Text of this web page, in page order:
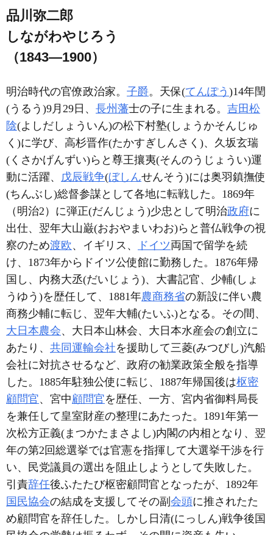
品川弥二郎
しながわやじろう
（1843―1900）
明治時代の官僚政治家。 子爵。天保(てんぽう )14年閏
(うるう)9月29日、 長州藩士の子に生まれる。 吉田松
陰(よしだしょういん)の松下村塾(しょうかそんじゅ
く)に学び、高杉晋作(たかすぎしんさく)、久坂玄瑞
(くさかげんずい)らと尊王攘夷(そんのうじょうい)運
動に活躍、 戊辰戦争(ぼしんせんそう)には奥羽鎮撫使
(ちんぶし)総督参謀として各地に転戦した。1869年
（明治2）に弾正(だんじょう)少忠として明治政府に
出仕、翌年大山巌(おおやまいわお)らと普仏戦争の視
察のため渡欧、イギリス、 ドイツ両国で留学を続
け、1873年からドイツ公使館に勤務した。1876年帰
国し、内務大丞(だいじょう)、大書記官、少輔(しょ
うゆう)を歴任して、1881年農商務省の新設に伴い農
商務少輔に転じ、翌年大輔(たいふ)となる。その間、
大日本農会、大日本山林会、大日本水産会の創立に
あたり、 共同運輸会社を援助して三菱(みつびし)汽船
会社に対抗させるなど、政府の勧業政策全般を指導
した。1885年駐独公使に転じ、1887年帰国後は枢密
顧問官、宮中顧問官を歴任、一方、宮内省御料局長
を兼任して皇室財産の整理にあたった。1891年第一
次松方正義(まつかたまさよし)内閣の内相となり、翌
年の第2回総選挙では官憲を指揮して大選挙干渉を行
い、民党議員の選出を阻止しようとして失敗した。
引責辞任後ふたたび枢密顧問官となったが、1892年
国民協会の結成を支援してその副 会頭に推されたた
め顧問官を辞任した。しかし日清(にっしん)戦争後国